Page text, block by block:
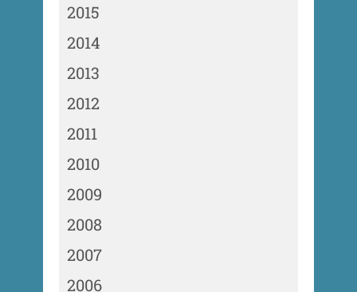
2015
2014
2013
2012
2011
2010
2009
2008
2007
2006